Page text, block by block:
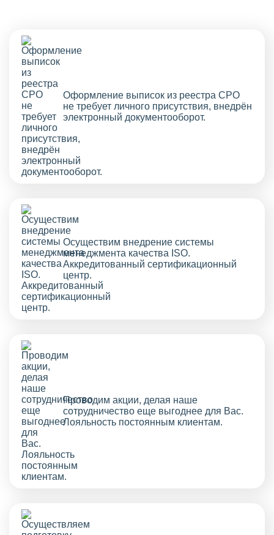
Оформление выписок из реестра СРО
не требует личного присутствия, внедрён
электронный документооборот.
Осуществим внедрение системы
менеджмента качества ISO.
Аккредитованный сертификационный
центр.
Проводим акции, делая наше
сотрудничество еще выгоднее для Вас.
Лояльность постоянным клиентам.